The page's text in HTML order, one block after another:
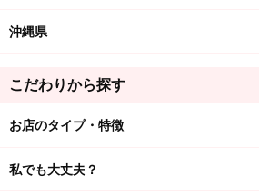
沖縄県
こだわりから探す
お店のタイプ・特徴
私でも大丈夫？